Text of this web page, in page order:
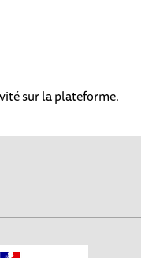
sur la plateforme.